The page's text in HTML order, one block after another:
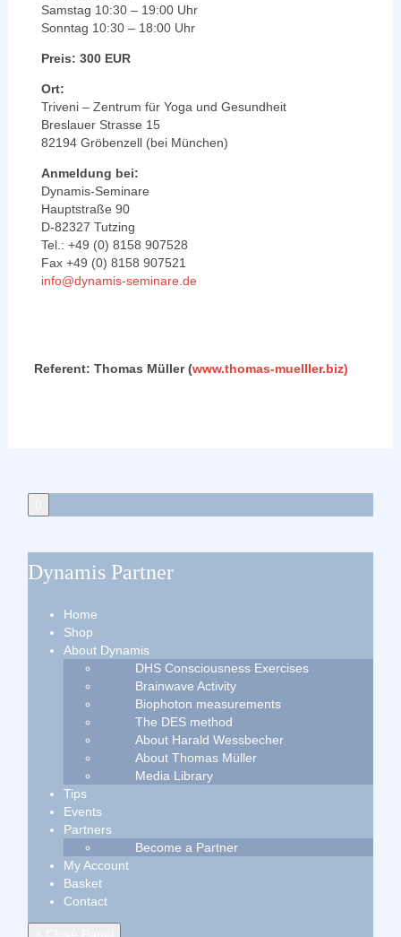
Samstag 10:30 – 19:00 Uhr
Sonntag 10:30 – 18:00 Uhr
Preis: 300 EUR
Ort:
Triveni – Zentrum für Yoga und Gesundheit
Breslauer Strasse 15
82194 Gröbenzell (bei München)
Anmeldung bei:
Dynamis-Seminare
Hauptstraße 90
D-82327 Tutzing
Tel.: +49 (0) 8158 907528
Fax +49 (0) 8158 907521
info@dynamis-seminare.de
Referent: Thomas Müller (www.thomas-muelller.biz)
Dynamis Partner
Home
Shop
About Dynamis
DHS Consciousness Exercises
Brainwave Activity
Biophoton measurements
The DES method
About Harald Wessbecher
About Thomas Müller
Media Library
Tips
Events
Partners
Become a Partner
My Account
Basket
Contact